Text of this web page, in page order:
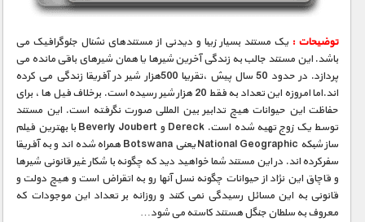
توضیحات : یک مستند بسیار زیبا و دیدنی از مستندهای نشنال جئوگرافیک می
باشد. این مستند جالب به زندگی آخرین شیرها یا همان شیرهای باقی مانده می
پردازد. در حدود 50 سال پیش ،تقریبا 500هزار شیر در آفریقا زندگی می کرده
اند.اما امروزه این تعداد به فقط 20 هزار شیر رسیده است. برخلاف فیل ها ، برای
حفاظت این حیوانات هیچ تدابیر بین المللی صورت نگرفته است. این مستند
توسط یک زوج تهیه شده است. Dereck و Beverly Joubert با بهترین فیلم
ساز شبکه National Geographic یعنی Botswana همراه شده اند و به آفریقا
سفرکرده اند. در این مستند شما خواهید دید که چگونه با شکار غیر قانونی شیرها
و قاچاق این نژاد از حیوانات چگونه نسل آنها رو به اتقراض است و هیچ دولت و
قانونی به این مسائل رسیدگی نمی کنند و روزانه بر تعداد این موجودات که
معروف به سلطان جنگل هستند کاسته می شود…